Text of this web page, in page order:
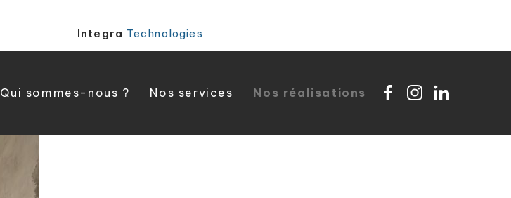
Integra Technologies
Qui sommes-nous ? Nos services Nos réalisations